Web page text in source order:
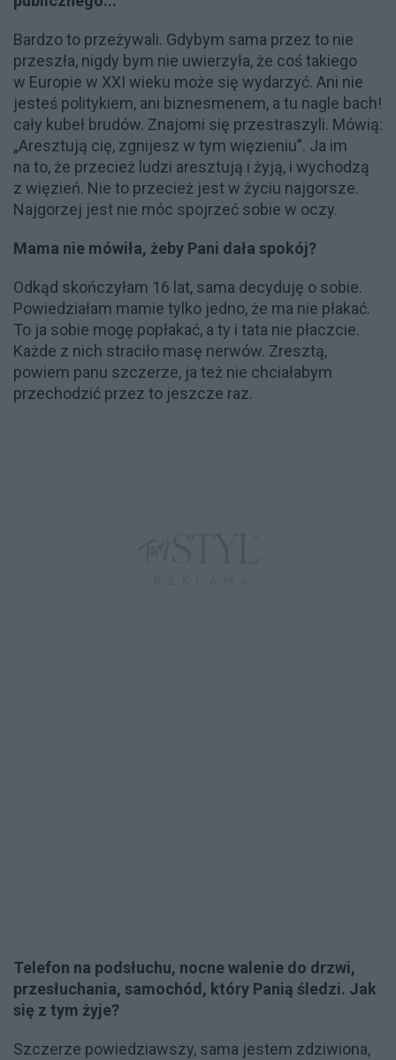
Bardzo to przeżywali. Gdybym sama przez to nie
przeszła, nigdy bym nie uwierzyła, że coś takiego
w Europie w XXI wieku może się wydarzyć. Ani nie
jesteś politykiem, ani biznesmenem, a tu nagle bach!
cały kubeł brudów. Znajomi się przestraszyli. Mówią:
„Aresztują cię, zgnijesz w tym więzieniu”. Ja im
na to, że przecież ludzi aresztują i żyją, i wychodzą
z więzień. Nie to przecież jest w życiu najgorsze.
Najgorzej jest nie móc spojrzeć sobie w oczy.
Mama nie mówiła, żeby Pani dała spokój?
Odkąd skończyłam 16 lat, sama decyduję o sobie.
Powiedziałam mamie tylko jedno, że ma nie płakać.
To ja sobie mogę popłakać, a ty i tata nie płaczcie.
Każde z nich straciło masę nerwów. Zresztą,
powiem panu szczerze, ja też nie chciałabym
przechodzić przez to jeszcze raz.
Telefon na podsłuchu, nocne walenie do drzwi,
przesłuchania, samochód, który Panią śledzi. Jak
się z tym żyje?
Szczerze powiedziawszy, sama jestem zdziwiona,